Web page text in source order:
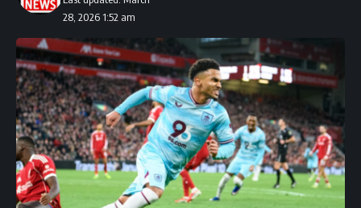
28, 2026 1:52 am